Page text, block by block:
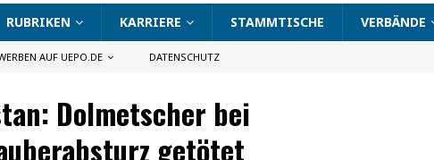
RUBRIKEN KARRIERE STAMMTISCHE VERBÄNDE
AUF UEPO.DE DATENSCHUTZ
Dolmetscher bei
getötet